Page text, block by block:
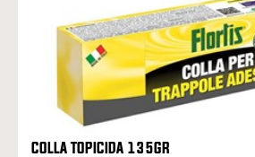
COLLA TOPICIDA 135GR